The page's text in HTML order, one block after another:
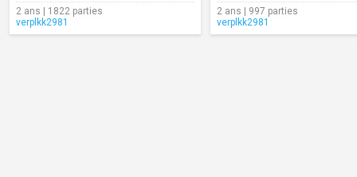
2 ans | 1822 parties
verplkk2981
2 ans | 997 parties
verplkk2981